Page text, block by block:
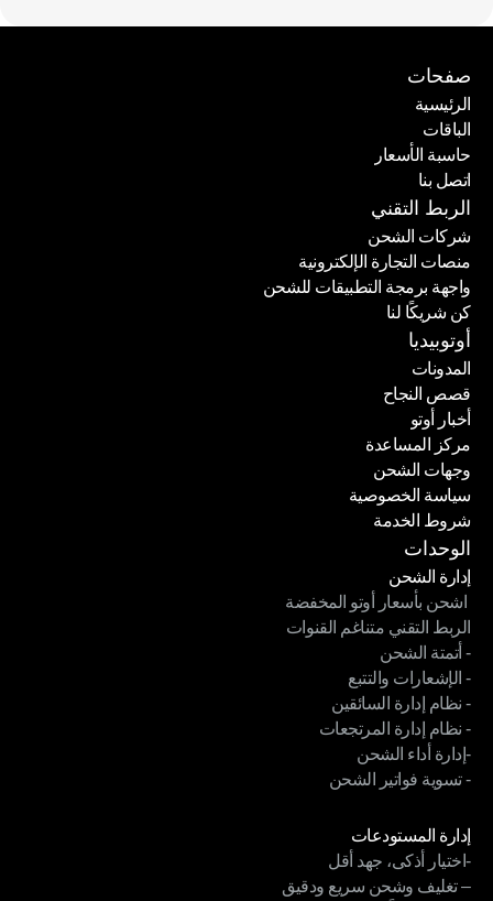
صفحات
الرئيسية
الرئيسية
الباقات
الباقات
حاسبة الأسعار
حاسبة الأسعار
اتصل بنا
اتصل بنا
الربط التقني
شركات الشحن
شركات الشحن
منصات التجارة الإلكترونية
منصات التجارة الإلكترونية
واجهة برمجة التطبيقات للشحن
واجهة برمجة التطبيقات للشحن
كن شريكًا لنا
كن شريكًا لنا
أوتوبيديا
المدونات
المدونات
قصص النجاح
قصص النجاح
أخبار أوتو
أخبار أوتو
مركز المساعدة
مركز المساعدة
وجهات الشحن
وجهات الشحن
سياسة الخصوصية
سياسة الخصوصية
شروط الخدمة
شروط الخدمة
الوحدات
إدارة الشحن
إدارة الشحن
اشحن بأسعار أوتو المخفضة
اشحن بأسعار أوتو المخفضة
الربط التقني متناغم القنوات
الربط التقني متناغم القنوات
- أتمتة الشحن
- أتمتة الشحن
- الإشعارات والتتبع
- الإشعارات والتتبع
- نظام إدارة السائقين
- نظام إدارة السائقين
- نظام إدارة المرتجعات
- نظام إدارة المرتجعات
-إدارة أداء الشحن
-إدارة أداء الشحن
- تسوية فواتير الشحن
إدارة المستودعات
إدارة المستودعات
-اختيار أذكى، جهد أقل
-اختيار أذكى، جهد أقل
– تغليف وشحن سريع ودقيق